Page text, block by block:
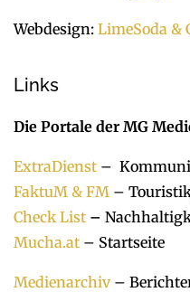
Webdesign: LimeSoda &
Links
Die Portale der MG
ExtraDienst –
FaktuM & FM –
Check List –
Mucha.at – Startseite
Medienarchiv–